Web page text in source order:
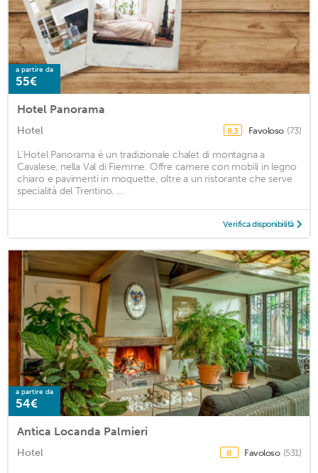
a partire da
55€
Hotel Panorama
Hotel 8,3 Favoloso (73)
L'Hotel Panorama è un tradizionale chalet di montagna a
Cavalese, nella Val di Fiemme. Offre camere con mobili in legno
chiaro e pavimenti in moquette, oltre a un ristorante che serve
specialità del Trentino. ...
Verifica disponibilità
a partire da
54€
Antica Locanda Palmieri
Hotel 8 Favoloso (531)